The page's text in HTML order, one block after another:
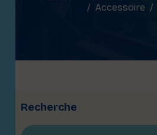
Accessoire
Recherche